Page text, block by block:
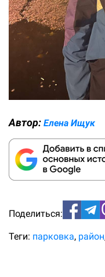
Автор: Елена Ищук
Поделиться:
Теги: парковка район